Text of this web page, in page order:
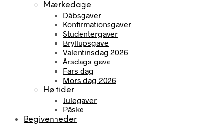
Mærkedage
Dåbsgaver
Konfirmationsgaver
Studentergaver
Bryllupsgave
Valentinsdag 2026
Årsdags gave
Fars dag
Mors dag 2026
Højtider
Julegaver
Påske
Begivenheder